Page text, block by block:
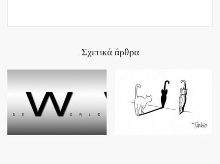
Σχετικά άρθρα